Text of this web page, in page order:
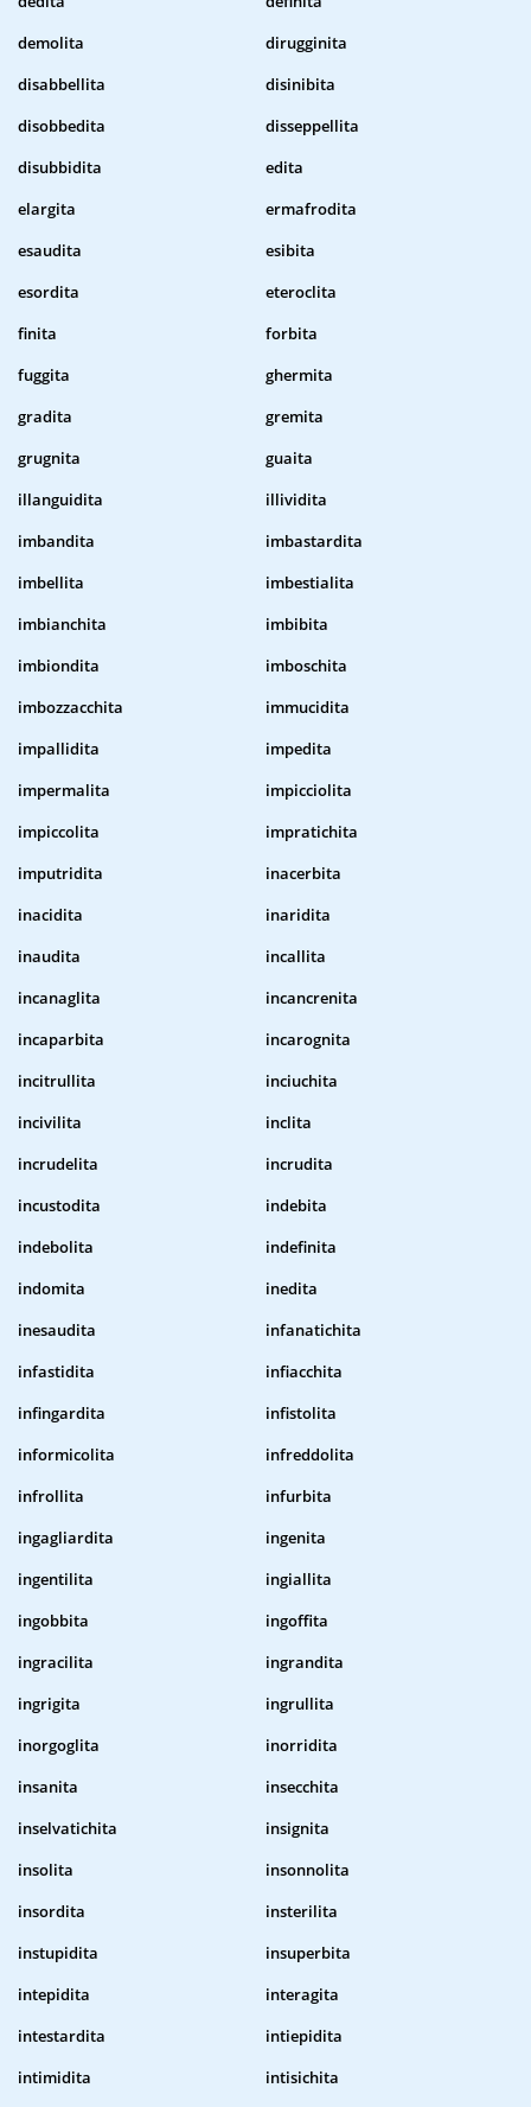
demolita
dirugginita
disabbellita
disinibita
disobbedita
disseppellita
disubbidita
edita
elargita
ermafrodita
esaudita
esibita
esordita
eteroclita
finita
forbita
fuggita
ghermita
gradita
gremita
grugnita
guaita
illanguidita
illividita
imbandita
imbastardita
imbellita
imbestialita
imbianchita
imbibita
imbiondita
imboschita
imbozzacchita
immucidita
impallidita
impedita
impermalita
impicciolita
impiccolita
impratichita
imputridita
inacerbita
inacidita
inaridita
inaudita
incallita
incanaglita
incancrenita
incaparbita
incarognita
incitrullita
inciuchita
incivilita
inclita
incrudelita
incrudita
incustodita
indebita
indebolita
indefinita
indomita
inedita
inesaudita
infanatichita
infastidita
infiacchita
infingardita
infistolita
informicolita
infreddolita
infrollita
infurbita
ingagliardita
ingenita
ingentilita
ingiallita
ingobbita
ingoffita
ingracilita
ingrandita
ingrigita
ingrullita
inorgoglita
inorridita
insanita
insecchita
inselvatichita
insignita
insolita
insonnolita
insordita
insterilita
instupidita
insuperbita
intepidita
interagita
intestardita
intiepidita
intimidita
intisichita